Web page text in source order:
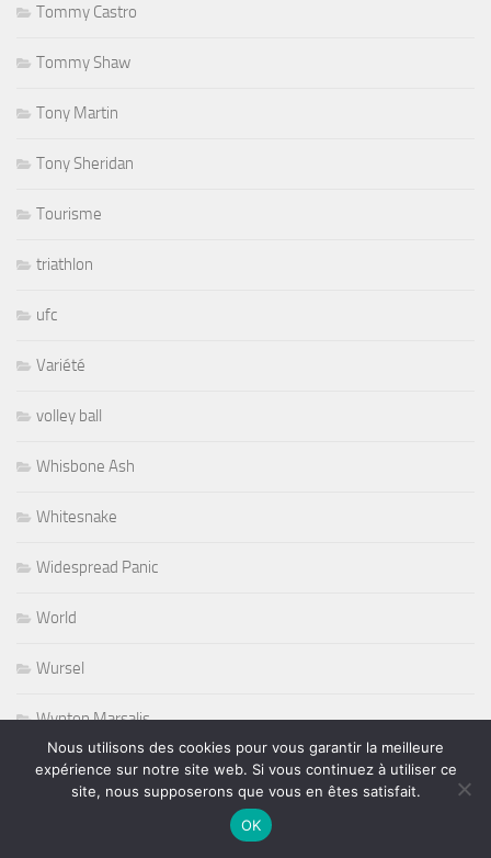
Tommy Castro
Tommy Shaw
Tony Martin
Tony Sheridan
Tourisme
triathlon
ufc
Variété
volley ball
Whisbone Ash
Whitesnake
Widespread Panic
World
Wursel
Wynton Marsalis
Yesterday and Today
Nous utilisons des cookies pour vous garantir la meilleure
expérience sur notre site web. Si vous continuez à utiliser ce
site, nous supposerons que vous en êtes satisfait.
OK